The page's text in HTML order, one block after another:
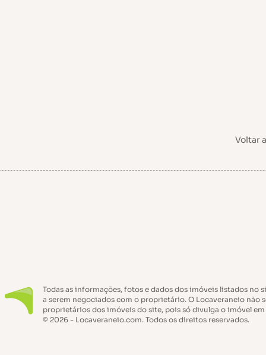
Voltar
Todas as informações, fotos e dados dos imóveis listados no
a serem negociados com o proprietário. O Locaveraneio
proprietários dos imóveis do site, pois só divulga o imóvel
© 2026 - Locaveraneio.com. Todos os direitos reservados.